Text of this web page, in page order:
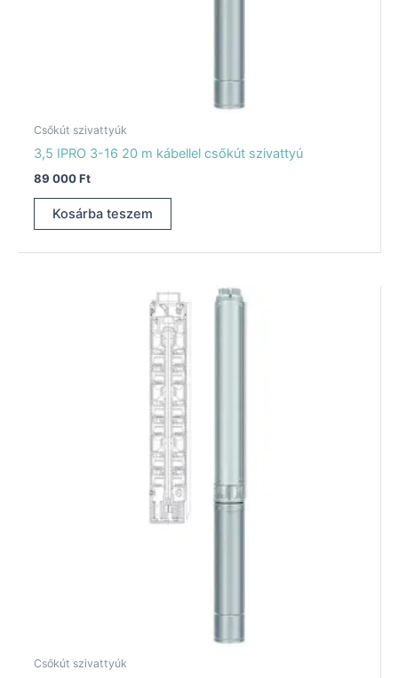
Csőkút szivattyúk
3,5 IPRO 3-16 20 m kábellel csőkút szivattyú
89 000Ft
Kosárba teszem
Csőkút szivattyúk